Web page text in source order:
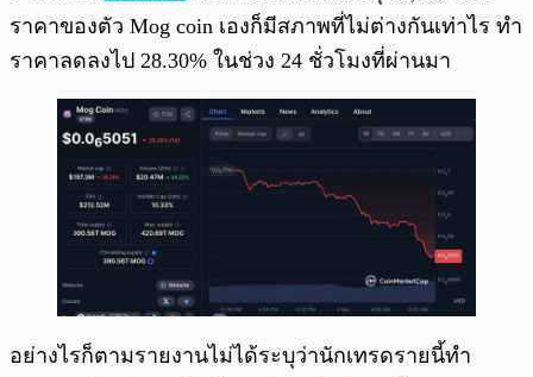
ราคาของตัว Mog coin เองก็มีสภาพที่ไม่ต่างกันเท่าไร ทำ
ราคาลดลงไป 28.30% ในช่วง 24 ชั่วโมงที่ผ่านมา
อย่างไรก็ตามรายงานไม่ได้ระบุว่านักเทรดรายนี้ทำ